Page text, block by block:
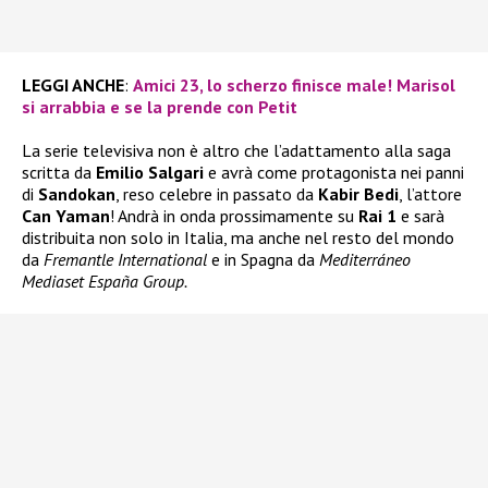
LEGGI ANCHE: Amici 23, lo scherzo finisce male! Marisol
si arrabbia e se la prende con Petit
La serie televisiva non è altro che l’adattamento alla saga
scritta da Emilio Salgari e avrà come protagonista nei panni
di Sandokan, reso celebre in passato da Kabir Bedi, l’attore
Can Yaman! Andrà in onda prossimamente su Rai 1 e sarà
distribuita non solo in Italia, ma anche nel resto del mondo
da Fremantle International e in Spagna da Mediterráneo
Mediaset España Group.